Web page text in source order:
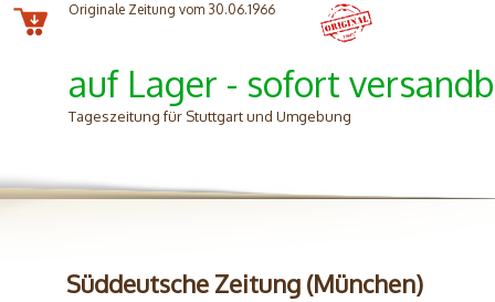
Originale Zeitung vom 30.06.1966
auf Lager - sofort
Tageszeitung für Stuttgart und Umgebung
Süddeutsche Zeitung (München)